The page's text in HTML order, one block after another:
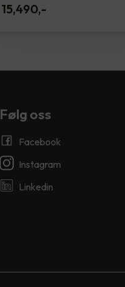
15,490,-
Følg oss
Facebook
Instagram
Linkedin